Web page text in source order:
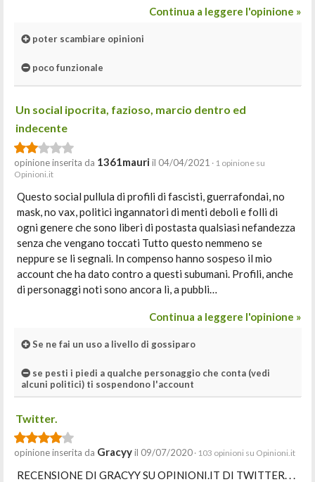
Continua a leggere l'opinione »
poter scambiare opinioni
poco funzionale
Un social ipocrita, fazioso, marcio dentro ed
indecente
opinione inserita da 1361mauri il 04/04/2021 · 1 opinione su
Opinioni.it
Questo social pullula di profili di fascisti, guerrafondai, no
mask, no vax, politici ingannatori di menti deboli e folli di
ogni genere che sono liberi di postasta qualsiasi nefandezza
senza che vengano toccati Tutto questo nemmeno se
neppure se li segnali. In compenso hanno sospeso il mio
account che ha dato contro a questi subumani. Profili, anche
di personaggi noti sono ancora lì, a pubbli…
Continua a leggere l'opinione »
Se ne fai un uso a livello di gossiparo
se pesti i piedi a qualche personaggio che conta (vedi
alcuni politici) ti sospendono l'account
Twitter.
opinione inserita da Gracyyil 09/07/2020 · 103 opinioni su Opinioni.it
RECENSIONE DI GRACYY SU OPINIONI.IT DI TWITTER. . .